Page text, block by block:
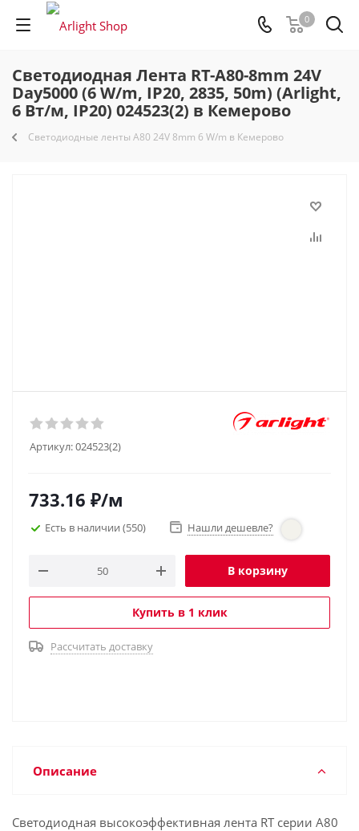
0
Светодиодная Лента RT-A80-8mm 24V
Day5000 (6 W/m, IP20, 2835, 50m) (Arlight,
6 Вт/м, IP20) 024523(2) в Кемерово
Светодиодные ленты A80 24V 8mm 6 W/m в Кемерово
Артикул:024523(2)
733.16 ₽/м
Есть в наличии (550) Нашли дешевле?
В корзину
Купить в 1 клик
Рассчитать доставку
Описание
Светодиодная высокоэффективная лента RT серии A80